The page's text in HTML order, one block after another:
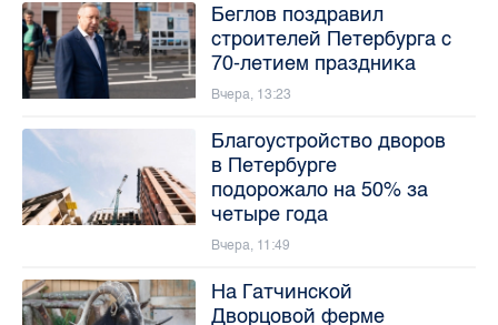
Беглов поздравил
строителей Петербурга с
70-летием праздника
Вчера, 13:23
Благоустройство дворов
в Петербурге
подорожало на 50% за
четыре года
Вчера, 11:49
На Гатчинской
Дворцовой ферме